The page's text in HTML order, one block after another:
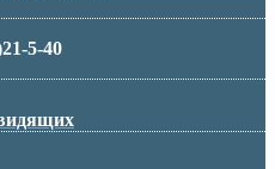
5-40